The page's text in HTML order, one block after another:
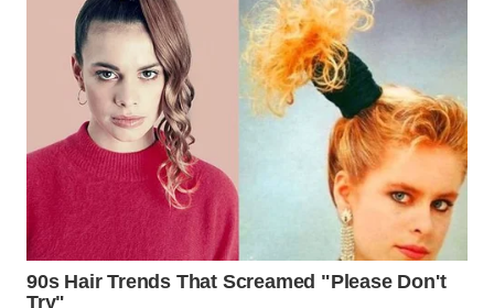
MKLI
LPKKI
LKKI
KOPEKLIN
PORTAL
KONSUMEN